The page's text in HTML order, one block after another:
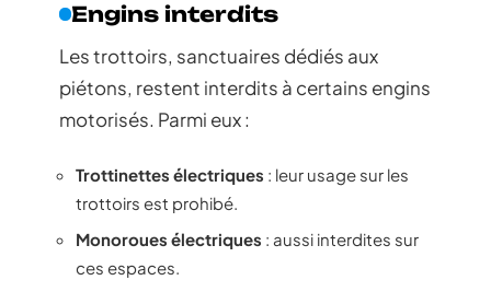
Engins interdits
Les trottoirs, sanctuaires dédiés aux
piétons, restent interdits à certains engins
motorisés. Parmi eux :
Trottinettes électriques : leur usage sur les
trottoirs est prohibé.
Monoroues électriques : aussi interdites sur
ces espaces.